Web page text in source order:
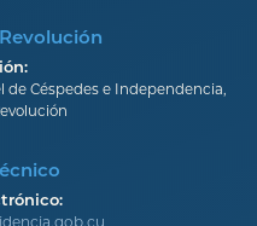
de Céspedes e Independencia,